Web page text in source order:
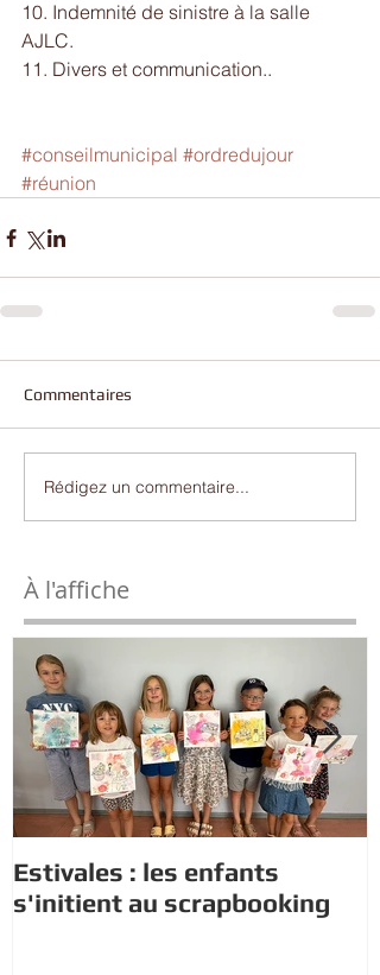
10. Indemnité de sinistre à la salle
AJLC.
11. Divers et communication..
#conseilmunicipal #ordredujour
#réunion
Commentaires
Rédigez un commentaire...
À l'affiche
Estivales : les enfants
s'initient au scrapbooking